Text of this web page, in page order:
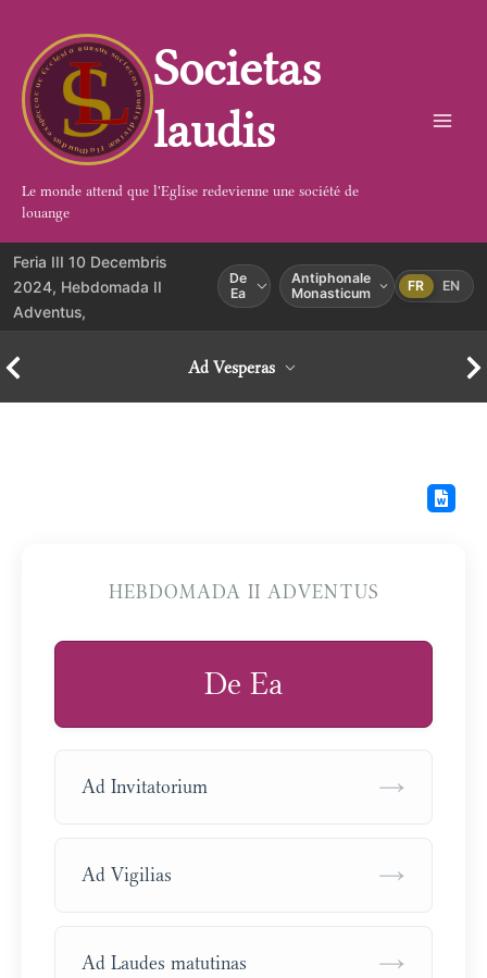
contenu
Societas
laudis
Le monde attend que l'Eglise redevienne une société de
louange
Feria III 10 Decembris
2024, Hebdomada II
Adventus,
De
Ea
Antiphonale
Monasticum
FR EN
Ad Vesperas
HEBDOMADA II ADVENTUS
De Ea
Ad Invitatorium →
Ad Vigilias →
Ad Laudes matutinas →